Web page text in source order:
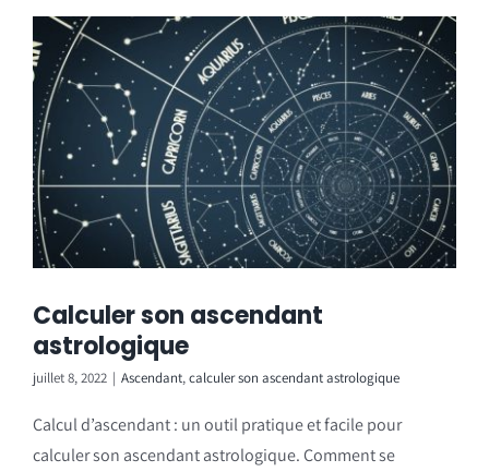
Calculer son ascendant
astrologique
juillet 8, 2022 | Ascendant,calculer son ascendant astrologique
Calcul d’ascendant : un outil pratique et facile pour
calculer son ascendant astrologique. Comment se